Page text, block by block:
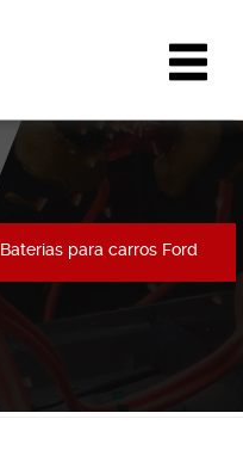
Baterias para carros Ford